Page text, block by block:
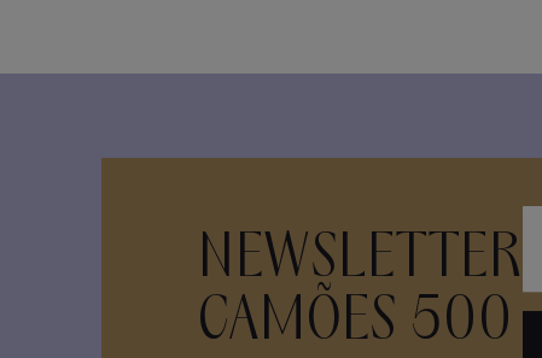
NEWSLETTER
CAMÕES 500